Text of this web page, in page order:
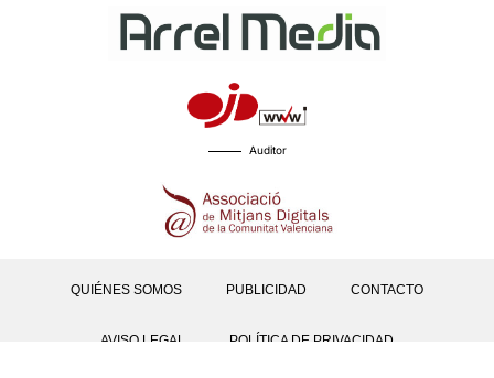
Auditor
QUIÉNES SOMOS PUBLICIDAD CONTACTO
AVISO LEGAL POLÍTICA DE PRIVACIDAD